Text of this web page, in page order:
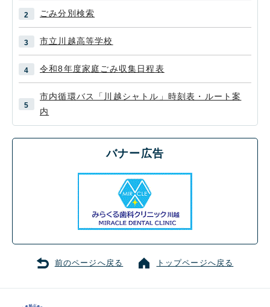
ごみ分別検索
市立川越高等学校
令和8年度家庭ごみ収集日程表
市内循環バス「川越シャトル」時刻表・ルート案
内
バナー広告
前のページへ戻る トップページへ戻る